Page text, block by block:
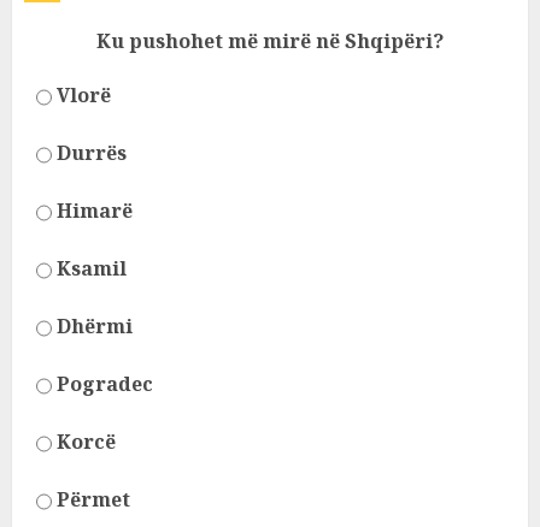
Ku pushohet më mirë në Shqipëri?
Vlorë
Durrës
Himarë
Ksamil
Dhërmi
Pogradec
Korcë
Përmet